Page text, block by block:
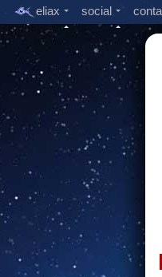
eliax social